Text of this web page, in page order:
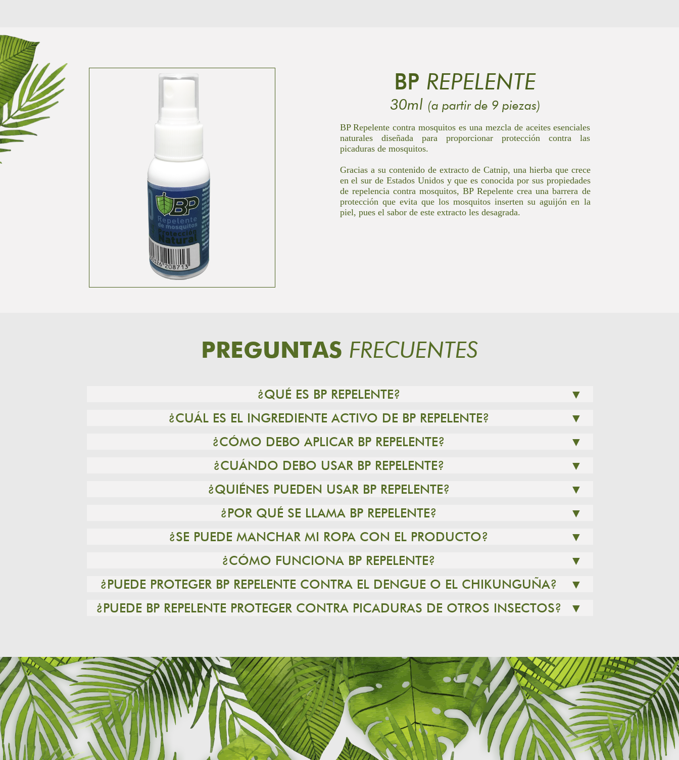
BP REPELENTE
30ml (a partir de 9 piezas)
BP Repelente contra mosquitos es una mezcla de aceites esenciales
naturales diseñada para proporcionar protección contra las
picaduras de mosquitos.
Gracias a su contenido de extracto de Catnip, una hierba que crece
en el sur de Estados Unidos y que es conocida por sus propiedades
de repelencia contra mosquitos, BP Repelente crea una barrera de
protección que evita que los mosquitos inserten su aguijón en la
piel, pues el sabor de este extracto les desagrada.
PREGUNTAS FRECUENTES
¿QUÉ ES BP REPELENTE?
▼
¿CUÁL ES EL INGREDIENTE ACTIVO DE BP REPELENTE?
▼
¿CÓMO DEBO APLICAR BP REPELENTE?
▼
¿CUÁNDO DEBO USAR BP REPELENTE?
▼
¿QUIÉNES PUEDEN USAR BP REPELENTE?
▼
¿POR QUÉ SE LLAMA BP REPELENTE?
▼
¿SE PUEDE MANCHAR MI ROPA CON EL PRODUCTO?
▼
¿CÓMO FUNCIONA BP REPELENTE?
▼
¿PUEDE PROTEGER BP REPELENTE CONTRA EL DENGUE O EL CHIKUNGUÑA?
▼
¿PUEDE BP REPELENTE PROTEGER CONTRA PICADURAS DE OTROS INSECTOS?
▼